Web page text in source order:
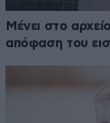
Μένει στο
απόφαση του